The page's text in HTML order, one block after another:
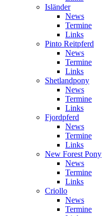
Isländer
News
Termine
Links
Pinto Reitpferd
News
Termine
Links
Shetlandpony
News
Termine
Links
Fjordpferd
News
Termine
Links
New Forest Pony
News
Termine
Links
Criollo
News
Termine